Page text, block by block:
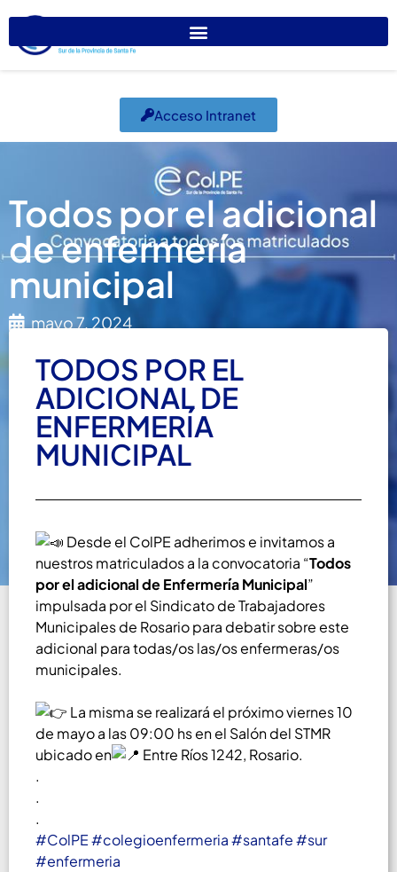
Acceso Intranet
Todos por el adicional
de enfermería
municipal
mayo 7, 2024
TODOS POR EL
ADICIONAL DE
ENFERMERÍA
MUNICIPAL
Desde el ColPE adherimos e invitamos a
nuestros matriculados a la convocatoria “Todos
por el adicional de Enfermería Municipal”
impulsada por el Sindicato de Trabajadores
Municipales de Rosario para debatir sobre este
adicional para todas/os las/os enfermeras/os
municipales.
La misma se realizará el próximo viernes 10
de mayo a las 09:00 hs en el Salón del STMR
ubicado en
Entre Ríos 1242, Rosario.
.
.
.
#ColPE#colegioenfermeria#santafe#sur
#enfermeria